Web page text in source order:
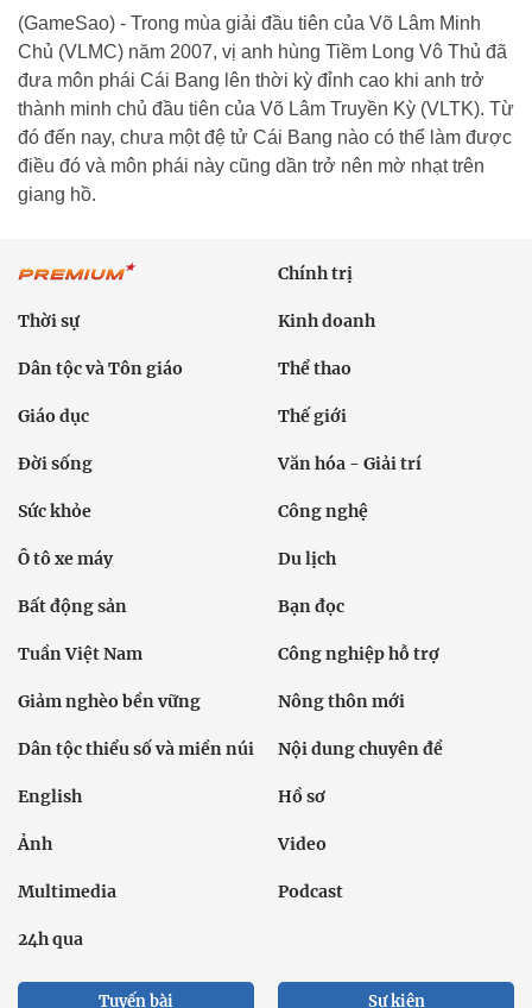
(GameSao) - Trong mùa giải đầu tiên của Võ Lâm Minh
Chủ (VLMC) năm 2007, vị anh hùng Tiềm Long Vô Thủ đã
đưa môn phái Cái Bang lên thời kỳ đỉnh cao khi anh trở
thành minh chủ đầu tiên của Võ Lâm Truyền Kỳ (VLTK). Từ
đó đến nay, chưa một đệ tử Cái Bang nào có thể làm được
điều đó và môn phái này cũng dần trở nên mờ nhạt trên
giang hồ.
Chính trị
Thời sự Kinh doanh
Dân tộc và Tôn giáo Thể thao
Giáo dục Thế giới
Đời sống Văn hóa - Giải trí
Sức khỏe Công nghệ
Ô tô xe máy Du lịch
Bất động sản Bạn đọc
Tuần Việt Nam Công nghiệp hỗ trợ
Giảm nghèo bền vững Nông thôn mới
Dân tộc thiểu số và miền núi Nội dung chuyên đề
English Hồ sơ
Ảnh Video
Multimedia Podcast
24h qua
Tuyến bài Sự kiện